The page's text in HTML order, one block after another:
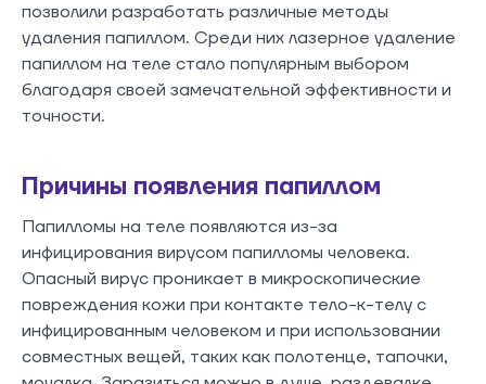
позволили разработать различные методы
удаления папиллом. Среди них лазерное удаление
папиллом на теле стало популярным выбором
благодаря своей замечательной эффективности и
точности.
Причины появления папиллом
Папилломы на теле появляются из-за
инфицирования вирусом папилломы человека.
Опасный вирус проникает в микроскопические
повреждения кожи при контакте тело-к-телу с
инфицированным человеком и при использовании
совместных вещей, таких как полотенце, тапочки,